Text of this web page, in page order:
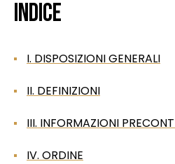
Indice
I. DISPOSIZIONI GENERALI
II. DEFINIZIONI
III. INFORMAZIONI
IV. ORDINE